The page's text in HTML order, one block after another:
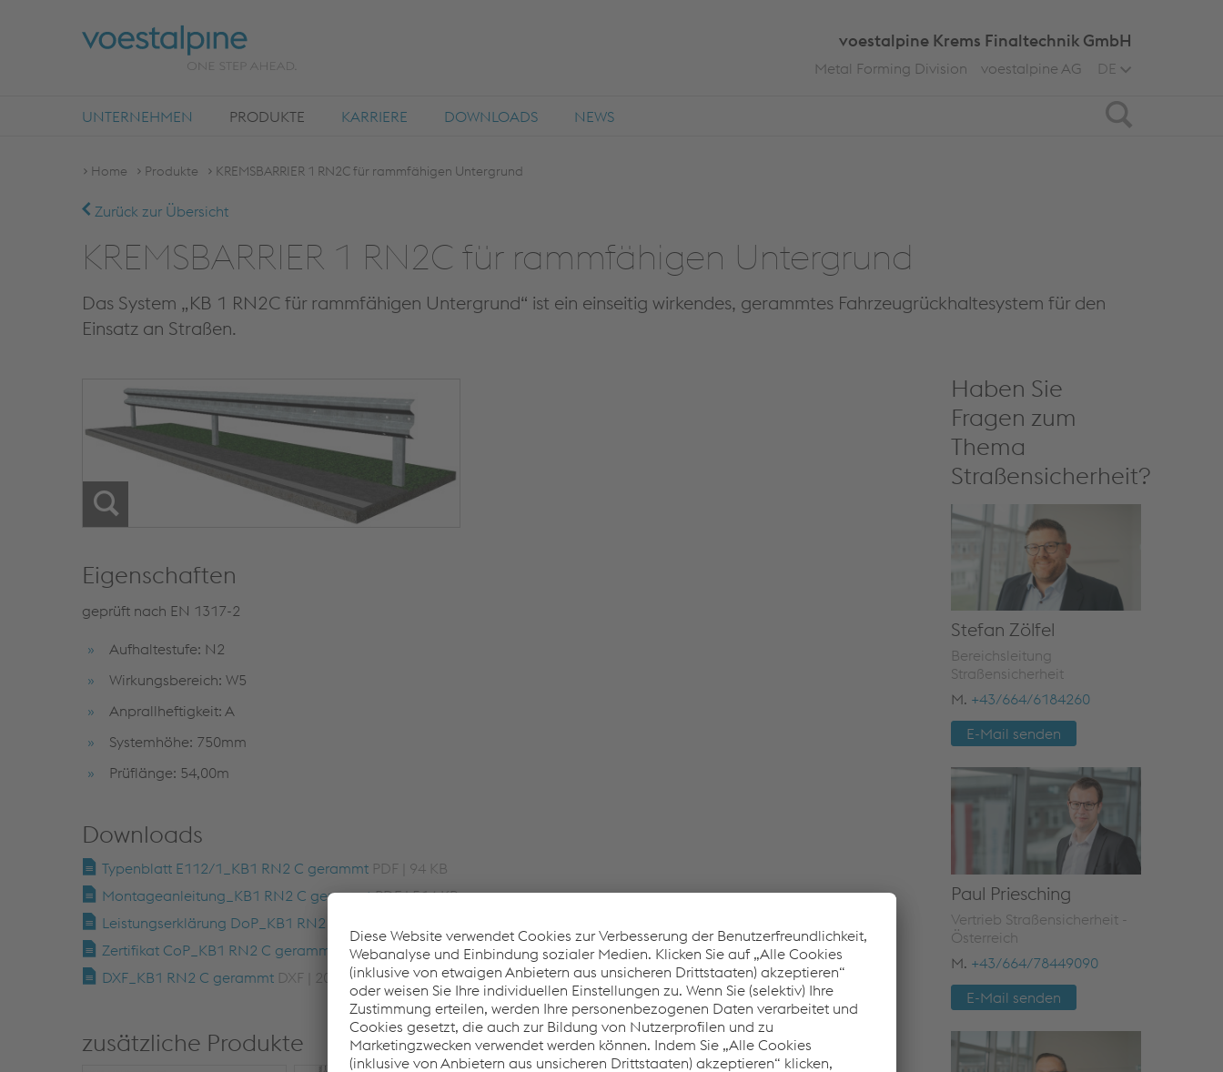
Search
voestalpine Krems Finaltechnik GmbH
DE
Metal Forming Division voestalpine AG
UNTERNEHMEN PRODUKTE KARRIERE DOWNLOADS NEWS
Home Produkte KREMSBARRIER 1 RN2C für rammfähigen Untergrund
Zurück zur Übersicht
KREMSBARRIER 1 RN2C für rammfähigen Untergrund
Das System „KB 1 RN2C für rammfähigen Untergrund“ ist ein einseitig wirkendes, gerammtes Fahrzeugrückhaltesystem für den
Einsatz an Straßen.
Eigenschaften
geprüft nach EN 1317-2
Aufhaltestufe: N2
Wirkungsbereich: W5
Anprallheftigkeit: A
Systemhöhe: 750mm
Prüflänge: 54,00m
Downloads
Typenblatt E112/1_KB1 RN2 C gerammt PDF | 94 KB
Montageanleitung_KB1 RN2 C gerammtPDF | 514 KB
Leistungserklärung DoP_KB1 RN2 C gerammt
Zertifikat CoP_KB1 RN2 C gerammt
PDF | 230 KB
DXF_KB1 RN2 C gerammt DXF | 208 KB
zusätzliche Produkte
Haben Sie
Fragen zum
Thema
Straßensicherheit?
Stefan Zölfel
Bereichsleitung
Straßensicherheit
M. +43/664/6184260
E-Mail senden
Paul Priesching
Vertrieb Straßensicherheit -
Österreich
M. +43/664/78449090
E-Mail senden